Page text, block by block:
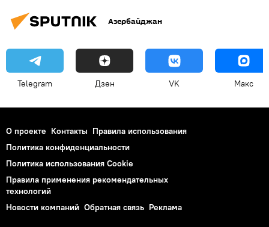
Азербайджан
Telegram Дзен VK Макс
О проекте Контакты Правила использования
Политика конфиденциальности
Политика использования Cookie
Правила применения рекомендательных
технологий
Новости компаний Обратная связь Реклама